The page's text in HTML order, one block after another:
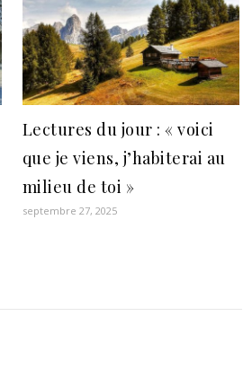
Lectures du jour : « voici
que je viens, j’habiterai au
milieu de toi »
septembre 27, 2025